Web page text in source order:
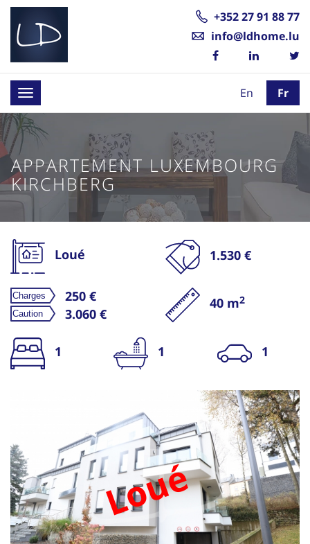
+352 27 91 88 77
info@ldhome.lu
Toggle
navigation
En Fr
APPARTEMENT LUXEMBOURG
KIRCHBERG
Loué 1.530 €
250 €
3.060 €
40 m2
1 1 1
Loué